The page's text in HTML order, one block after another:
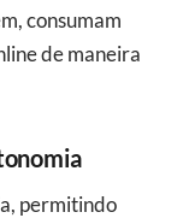
consumam
de maneira